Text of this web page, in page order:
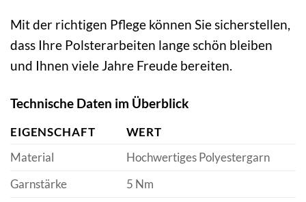
Mit der richtigen Pflege können Sie sicherstellen,
dass Ihre Polsterarbeiten lange schön bleiben
und Ihnen viele Jahre Freude bereiten.
Technische Daten im Überblick
EIGENSCHAFT
WERT
Material
Hochwertiges Polyestergarn
Garnstärke
5 Nm